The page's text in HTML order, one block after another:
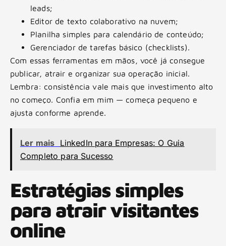
leads;
Editor de texto colaborativo na nuvem;
Planilha simples para calendário de conteúdo;
Gerenciador de tarefas básico (checklists).
Com essas ferramentas em mãos, você já consegue
publicar, atrair e organizar sua operação inicial.
Lembra: consistência vale mais que investimento alto
no começo. Confia em mim — começa pequeno e
ajusta conforme aprende.
Ler mais LinkedIn para Empresas: O Guia
Completo para Sucesso
Estratégias simples
para atrair visitantes
online